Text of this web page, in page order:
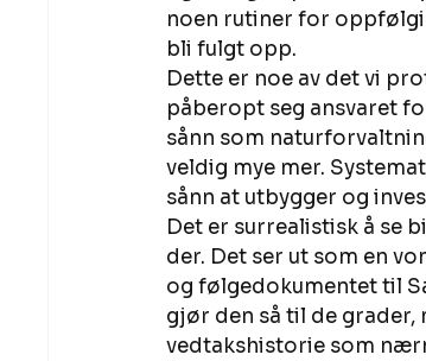
noen rutiner for
bli fulgt opp.
Dette er noe av det vi
påberopt seg ansvaret
sånn som
veldig mye mer.
sånn at utbygger og
Det er surrealistisk å se
der. Det ser ut som en
og følgedokumentet til
gjør den så til de
vedtakshistorie som